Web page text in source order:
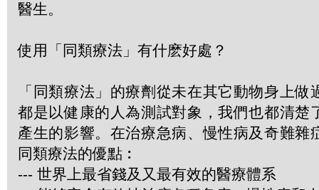
醫生。
使用「同類療法」有什麽好處？
「同類療法」的療劑從未在其它動物身上做
都是以健康的人為測試對象，我們也都清楚
產生的影響。在治療急病、慢性病及奇難雜
同類療法的優點︰
--- 世界上最省錢及又最有效的醫療體系